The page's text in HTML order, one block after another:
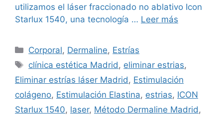
utilizamos el láser fraccionado no ablativo Icon
Starlux 1540, una tecnología … Leer más
Corporal, Dermaline, Estrías
clínica estética Madrid , eliminar estrias,
Eliminar estrías láser Madrid , Estimulación
colágeno, Estimulación Elastina, estrias, ICON
Starlux 1540, laser, Método Dermaline Madrid ,